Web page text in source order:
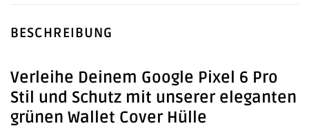
BESCHREIBUNG
Verleihe Deinem Google Pixel 6 Pro
Stil und Schutz mit unserer eleganten
grünen Wallet Cover Hülle